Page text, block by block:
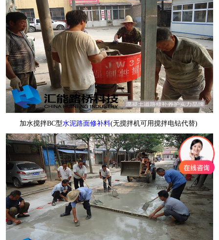
加水搅拌BC型水泥路面修补料(无搅拌机可用搅拌电钻代替)